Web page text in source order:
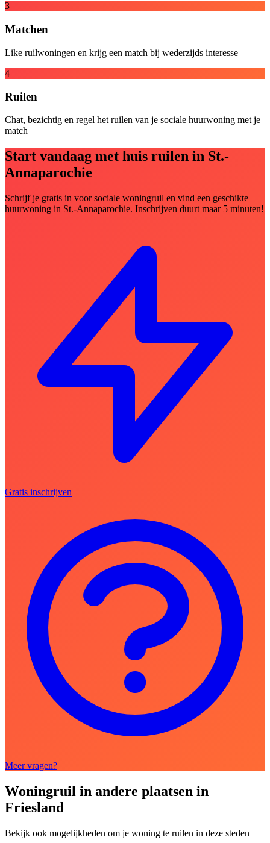
3
Matchen
Like ruilwoningen en krijg een match bij wederzijds interesse
4
Ruilen
Chat, bezichtig en regel het ruilen van je sociale huurwoning met je
match
Start vandaag met huis ruilen in St.-
Annaparochie
Schrijf je gratis in voor sociale woningruil en vind een geschikte
huurwoning in St.-Annaparochie. Inschrijven duurt maar 5 minuten!
Gratis inschrijven
Meer vragen?
Woningruil in andere plaatsen in
Friesland
Bekijk ook mogelijkheden om je woning te ruilen in deze steden